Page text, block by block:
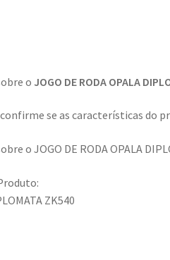
o JOGO DE RODA OPALA
se as características do
o JOGO DE RODA OPALA
ZK540